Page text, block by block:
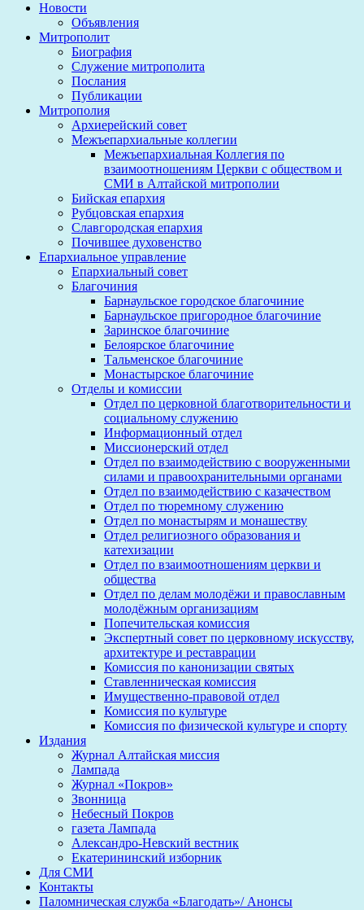
Новости
Объявления
Митрополит
Биография
Служение митрополита
Послания
Публикации
Митрополия
Архиерейский совет
Межъепархиальные коллегии
Межъепархиальная Коллегия по
взаимоотношениям Церкви с обществом и
СМИ в Алтайской митрополии
Бийская епархия
Рубцовская епархия
Славгородская епархия
Почившее духовенство
Епархиальное управление
Епархиальный совет
Благочиния
Барнаульское городское благочиние
Барнаульское пригородное благочиние
Заринское благочиние
Белоярское благочиние
Тальменское благочиние
Монастырское благочиние
Отделы и комиссии
Отдел по церковной благотворительности и
социальному служению
Информационный отдел
Миссионерский отдел
Отдел по взаимодействию с вооруженными
силами и правоохранительными органами
Отдел по взаимодействию с казачеством
Отдел по тюремному служению
Отдел по монастырям и монашеству
Отдел религиозного образования и
катехизации
Отдел по взаимоотношениям церкви и
общества
Отдел по делам молодёжи и православным
молодёжным организациям
Попечительская комиссия
Экспертный совет по церковному искусству,
архитектуре и реставрации
Комиссия по канонизации святых
Ставленническая комиссия
Имущественно-правовой отдел
Комиссия по культуре
Комиссия по физической культуре и спорту
Издания
Журнал Алтайская миссия
Лампада
Журнал «Покров»
Звонница
Небесный Покров
газета Лампада
Александро-Невский вестник
Екатерининский изборник
Для СМИ
Контакты
Паломническая служба «Благодать»/ Анонсы